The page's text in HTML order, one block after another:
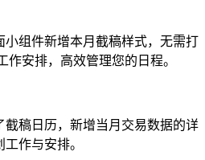
组件新增本月截稿样式，无需打
作安排，高效管理您的日程。
稿日历，新增当月交易数据的详
作与安排。